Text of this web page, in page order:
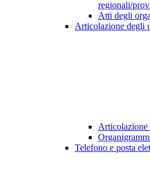
regionali/
Atti degli
Articolazione degli
Telefono e posta